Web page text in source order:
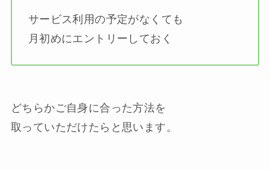
サービス利用の予定がなくても
月初めにエントリーしておく
どちらかご自身に合った方法を
取っていただけたらと思います。